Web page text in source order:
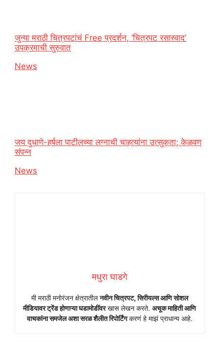
जुन्या मराठी चित्रपटांचं Free प्रदर्शन, ‘चित्रपट रसास्वाद’
उपक्रमाची सुरुवात
In relation to
News
जय दुधाणे-हर्षला पाटीलच्या लग्नाची चाहत्यांना उत्सुकता; केळवण
संपन्न
In relation to
News
मधुरा घाडगे
मी मराठी मनोरंजन क्षेत्रातीलनवीन चित्रपट, सिरीयल्स आणि सोशल
मीडियावर ट्रेंड होणाऱ्या घडामोडींवरखास लेखन करते. अचूक माहिती आणि
वाचकांना समजेल अशा सरळ शैलीत रिपोर्टिंगकरणं हे माझं प्राधान्य आहे.